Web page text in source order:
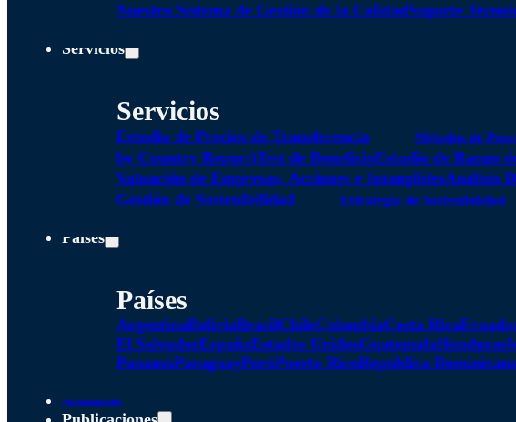
Nuestro Sistema de Gestión de la CalidadSoporte
Servicios
Servicios
Estudio de Precios de Transferencia Métodos de
by Country Report)Test de BeneficioEstudio de Rango
Valuación de Empresas, Acciones e IntangiblesAnálisis
Gestión de Sostenibilidad
Estrategia de Sostenibilidad
Países
Países
ArgentinaBoliviaBrasilChileColombiaCosta Rica
El SalvadorEspañaEstados UnidosGuatemalaHonduras
PanamáParaguayPerúPuerto RicoRepública
Alianzas